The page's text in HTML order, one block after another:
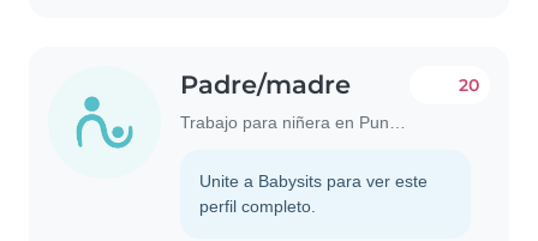
Padre/madre 20
Unite a Babysits para ver este
perfil completo.